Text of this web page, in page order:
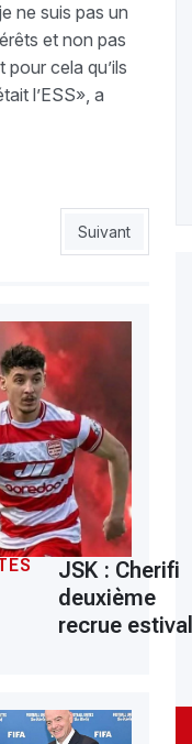
ne suis pas un
et non pas
pour cela qu’ils
l’ESS», a
Article suivant :
Suivant
JSK : Cherifi
deuxième
recrue